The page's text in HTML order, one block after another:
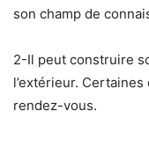
son champ de
2-Il peut construire
l’extérieur.
rendez-vous.